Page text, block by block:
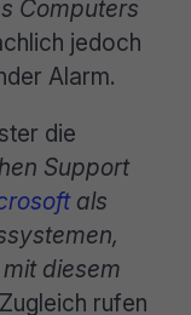
Computers
jedoch
Alarm.
die
Support
als
diesem
rufen